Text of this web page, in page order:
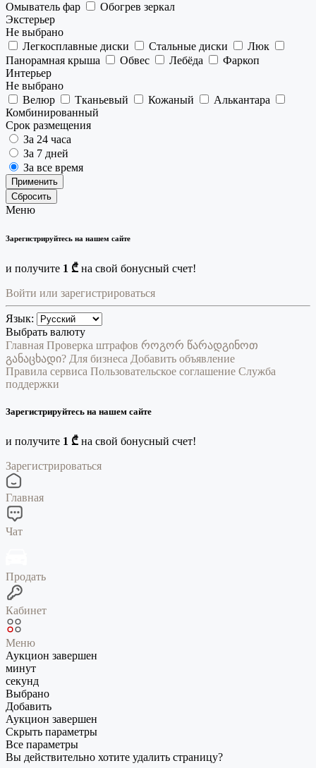
Омыватель фар
Обогрев зеркал
Экстерьер
Не выбрано
Легкосплавные диски
Стальные диски
Люк
Панорамная крыша
Обвес Лебёда
Фаркоп
Интерьер
Не выбрано
Велюр
Тканьевый Кожаный
Алькантара
Комбинированный
Срок размещения
За 24 часа
За 7 дней
За все время
Применить
Сбросить
Меню
Зарегистрируйтесь на нашем сайте
и получите 1 ₾ на свой бонусный счет!
Войти или зарегистрироваться
Язык:
Выбрать валюту
Главная Проверка штрафов როგორ წარადგინოთ
განაცხადი? Для бизнеса Добавить объявление
Правила сервиса Пользовательское соглашение Служба
поддержки
Зарегистрируйтесь на нашем сайте
и получите 1 ₾ на свой бонусный счет!
Зарегистрироваться
Главная
Чат
Продать
Кабинет
Меню
Аукцион завершен
минут
секунд
Выбрано
Добавить
Аукцион завершен
Скрыть параметры
Все параметры
Вы действительно хотите удалить страницу?